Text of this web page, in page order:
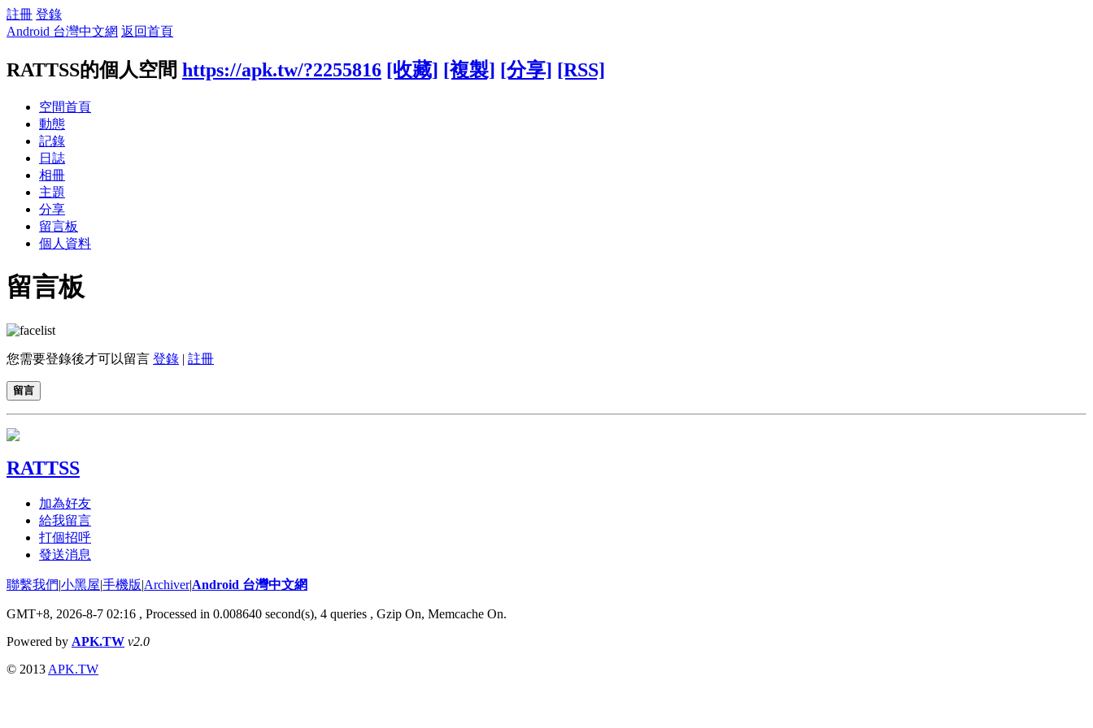
註冊 登錄
Android 台灣中文網 返回首頁
RATTSS的個人空間 https://apk.tw/?2255816 [收藏] [複製] [分享] [RSS]
空間首頁
動態
記錄
日誌
相冊
主題
分享
留言板
個人資料
留言板
您需要登錄後才可以留言 登錄 | 註冊
留言
RATTSS
加為好友
給我留言
打個招呼
發送消息
聯繫我們|小黑屋|手機版|Archiver|Android 台灣中文網
GMT+8, 2026-8-7 02:16 , Processed in 0.008640 second(s), 4 queries , Gzip On, Memcache On.
Powered by APK.TW v2.0
© 2013 APK.TW